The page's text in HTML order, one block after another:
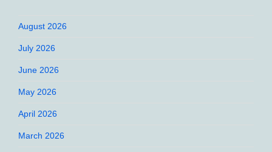
August 2026
July 2026
June 2026
May 2026
April 2026
March 2026